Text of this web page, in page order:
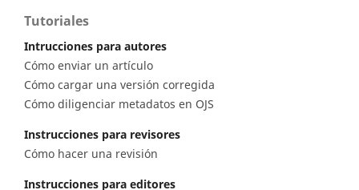
Tutoriales
Intrucciones para autores
Cómo enviar un artículo
Cómo cargar una versión corregida
Cómo diligenciar metadatos en OJS
Instrucciones para revisores
Cómo hacer una revisión
Instrucciones para editores